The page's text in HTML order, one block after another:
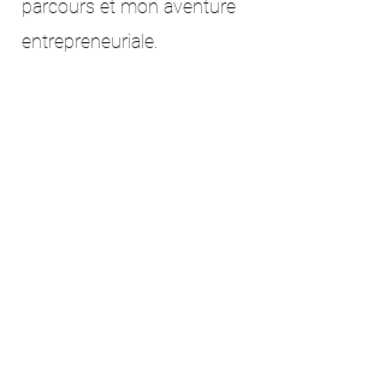
parcours et mon aventure
entrepreneuriale.